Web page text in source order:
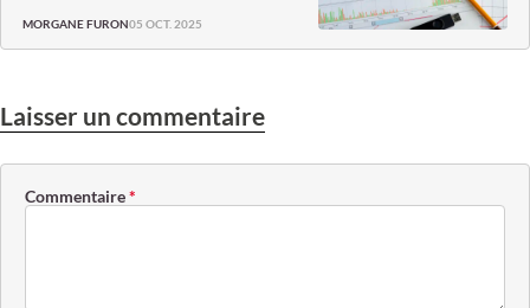
MORGANE FURON05 OCT. 2025
Laisser un commentaire
Commentaire*